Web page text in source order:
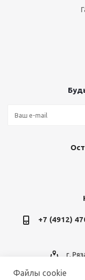
+7 (4912)
г.
Файлы cookie